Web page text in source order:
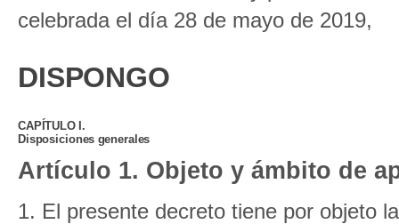
celebrada el día 28 de mayo de 2019,
DISPONGO
CAPÍTULO I.
Disposiciones generales
Artículo 1. Objeto y ámbito de
1. El presente decreto tiene por objeto